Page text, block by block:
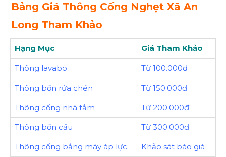
Bảng Giá Thông Cống Nghẹt Xã An
Long Tham Khảo
Hạng Mục Giá Tham Khảo
Thông lavabo Từ 100.000đ
Thông bồn rửa chén Từ 150.000đ
Thông cống nhà tắm Từ 200.000đ
Thông bồn cầu Từ 300.000đ
Thông cống bằng máy áp lực
Khảo sát báo giá